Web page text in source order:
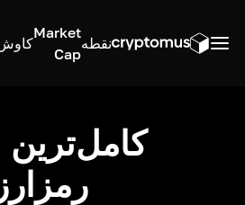
نقطه
Market
Cap